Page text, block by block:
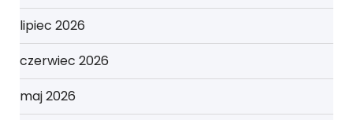
lipiec 2026
czerwiec 2026
maj 2026